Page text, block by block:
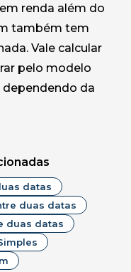
renda além do
também tem
Vale calcular
pelo modelo
da
datas
duas datas
duas datas